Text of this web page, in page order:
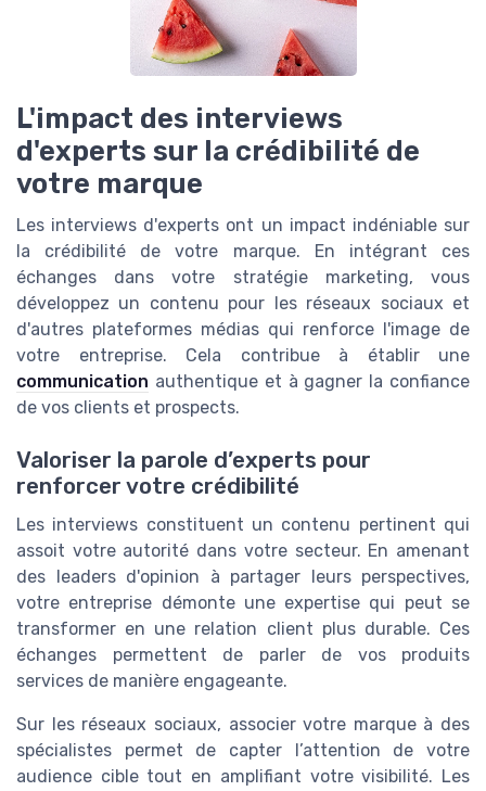
L'impact des interviews
d'experts sur la crédibilité de
votre marque
Les interviews d'experts ont un impact indéniable sur
la crédibilité de votre marque. En intégrant ces
échanges dans votre stratégie marketing, vous
développez un contenu pour les réseaux sociaux et
d'autres plateformes médias qui renforce l'image de
votre entreprise. Cela contribue à établir une
communication authentique et à gagner la confiance
de vos clients et prospects.
Valoriser la parole d’experts pour
renforcer votre crédibilité
Les interviews constituent un contenu pertinent qui
assoit votre autorité dans votre secteur. En amenant
des leaders d'opinion à partager leurs perspectives,
votre entreprise démonte une expertise qui peut se
transformer en une relation client plus durable. Ces
échanges permettent de parler de vos produits
services de manière engageante.
Sur les réseaux sociaux, associer votre marque à des
spécialistes permet de capter l’attention de votre
audience cible tout en amplifiant votre visibilité. Les